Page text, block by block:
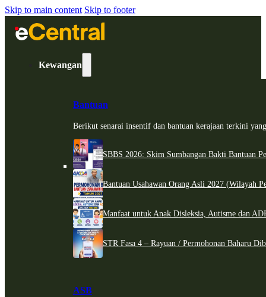
Skip to main content Skip to footer
Kewangan
Bantuan
Berikut senarai insentif dan bantuan kerajaan terkini
SBBS 2026: Skim Sumbangan Bakti Bantuan
Bantuan Usahawan Orang Asli 2027 (Wilayah
Manfaat untuk Anak Disleksia, Autisme dan
STR Fasa 4 – Rayuan / Permohonan Baharu
ASB